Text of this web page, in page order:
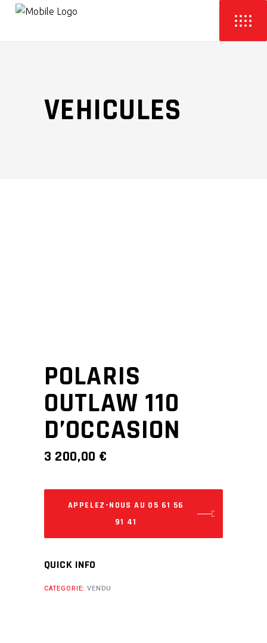
VEHICULES
POLARIS
OUTLAW 110
D’OCCASION
3 200,00 €
APPELEZ-NOUS AU 05 61 56
91 41
QUICK INFO
CATEGORIE:VENDU